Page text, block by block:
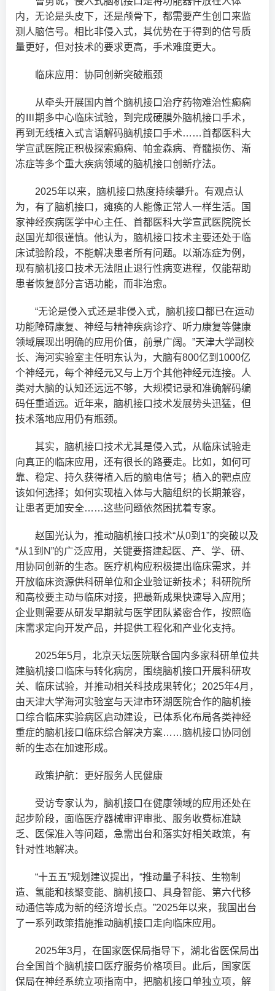
内，无论是头皮下，还是颅骨下，都需要产生创口来监
测人脑信号。相比非侵入式，其优势在于得到的信号质
量更好，但对技术的要求更高，手术难度更大。
临床应用：协同创新突破瓶颈
从牵头开展国内首个脑机接口治疗药物难治性癫痫
的Ⅲ期多中心临床试验，到完成硬膜外脑机接口手术，
再到无线植入式言语解码脑机接口手术……首都医科大
学宣武医院正积极探索癫痫、帕金森病、脊髓损伤、渐
冻症等多个重大疾病领域的脑机接口创新疗法。
2025年以来，脑机接口热度持续攀升。有观点认
为，有了脑机接口，瘫痪的人能像正常人一样生活。国
家神经疾病医学中心主任、首都医科大学宣武医院院长
赵国光却很谨慎。他认为，脑机接口技术主要还处于临
床试验阶段，不能解决患者所有问题。以渐冻症为例，
现有脑机接口技术无法阻止退行性病变进程，仅能帮助
患者恢复部分言语功能，而非治愈。
“无论是侵入式还是非侵入式，脑机接口都已在运动
功能障碍康复、神经与精神疾病诊疗、听力康复等健康
领域展现出明确的应用价值，前景广阔。”天津大学副校
长、海河实验室主任明东认为，大脑有800亿到1000亿
个神经元，每个神经元又与上万个其他神经元连接。人
类对大脑的认知还远远不够，大规模记录和准确解码编
码任重道远。近年来，脑机接口技术发展势头迅猛，但
技术落地应用仍有瓶颈。
其实，脑机接口技术尤其是侵入式，从临床试验走
向真正的临床应用，还有很长的路要走。比如，如何可
靠、稳定、持久获得植入后的脑电信号；植入的靶点应
该如何选择；如何实现植入体与大脑组织的长期兼容，
让患者更加安全……这些问题依然困扰着专家。
赵国光认为，推动脑机接口技术“从0到1”的突破以及
“从1到N”的广泛应用，关键要搭建起医、产、学、研、
用协同创新的生态。医疗机构应积极提出临床需求，并
开放临床资源供科研单位和企业验证新技术；科研院所
和高校要主动与临床对接，把最新成果快速导入应用；
企业则需要从研发早期就与医学团队紧密合作，按照临
床需求定向开发产品，并提供工程化和产业化支持。
2025年5月，北京天坛医院联合国内多家科研单位共
建脑机接口临床与转化病房，围绕脑机接口开展科研攻
关、临床试验，并推动相关科技成果转化；2025年4月，
由天津大学海河实验室与天津市环湖医院合作的脑机接
口综合临床实验病区启动建设，已体系化布局各类神经
重症的脑机接口临床综合解决方案……脑机接口协同创
新的生态在加速形成。
政策护航：更好服务人民健康
受访专家认为，脑机接口在健康领域的应用还处在
起步阶段，面临医疗器械审评审批、服务收费标准缺
乏、医保准入等问题，急需出台和落实好相关政策，有
针对性地解决。
“十五五”规划建议提出，“推动量子科技、生物制
造、氢能和核聚变能、脑机接口、具身智能、第六代移
动通信等成为新的经济增长点。”2025年以来，我国出台
了一系列政策措施推动脑机接口走向临床应用。
2025年3月，在国家医保局指导下，湖北省医保局出
台全国首个脑机接口医疗服务价格项目。此后，国家医
保局在神经系统立项指南中，把脑机接口单独立项，解